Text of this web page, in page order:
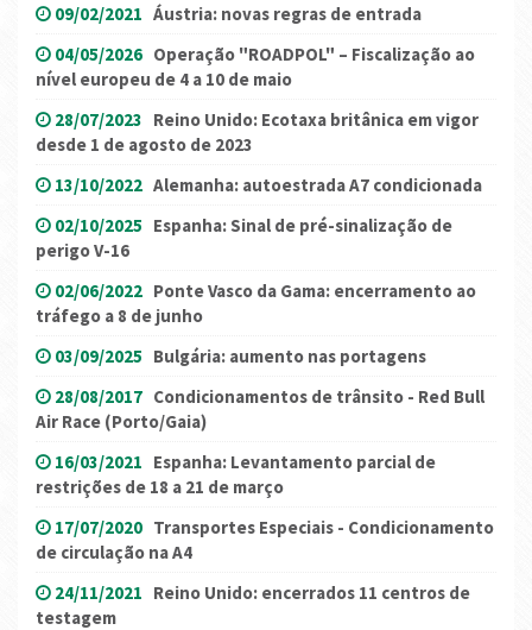
09/02/2021 Áustria: novas regras de entrada
04/05/2026 Operação "ROADPOL" – Fiscalização ao
nível europeu de 4 a 10 de maio
28/07/2023 Reino Unido: Ecotaxa britânica em vigor
desde 1 de agosto de 2023
13/10/2022 Alemanha: autoestrada A7 condicionada
02/10/2025 Espanha: Sinal de pré-sinalização de
perigo V-16
02/06/2022 Ponte Vasco da Gama: encerramento ao
tráfego a 8 de junho
03/09/2025 Bulgária: aumento nas portagens
28/08/2017 Condicionamentos de trânsito - Red Bull
Air Race (Porto/Gaia)
16/03/2021 Espanha: Levantamento parcial de
restrições de 18 a 21 de março
17/07/2020 Transportes Especiais - Condicionamento
de circulação na A4
24/11/2021 Reino Unido: encerrados 11 centros de
testagem